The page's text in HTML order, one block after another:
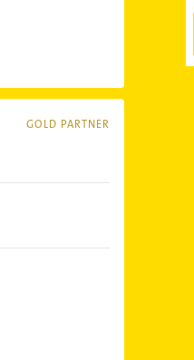
GOLD PARTNER